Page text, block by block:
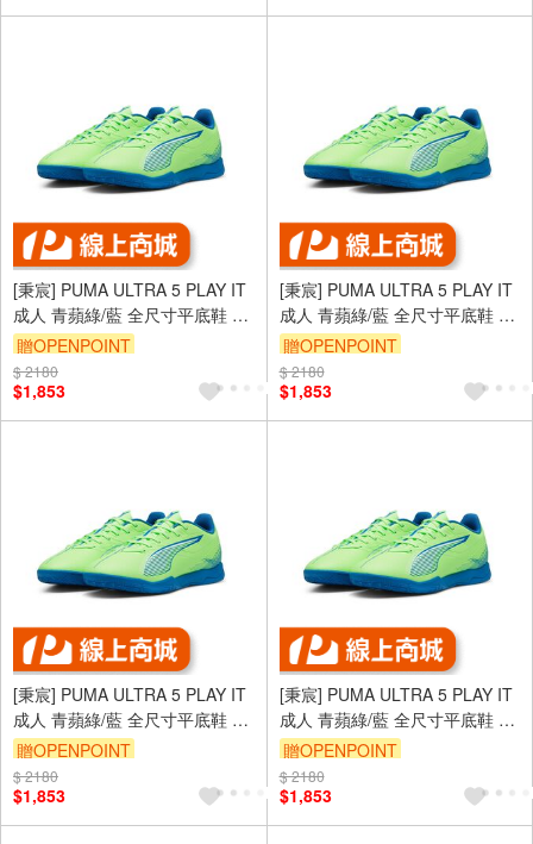
[秉宸] PUMA ULTRA 5 PLAY IT
成人 青蘋綠/藍 全尺寸平底鞋 室
內足球 10790703
贈OPENPOINT
$ 2180
$1,853
[秉宸] PUMA ULTRA 5 PLAY IT
成人 青蘋綠/藍 全尺寸平底鞋 室
內足球 10790703
贈OPENPOINT
$ 2180
$1,853
[秉宸] PUMA ULTRA 5 PLAY IT
成人 青蘋綠/藍 全尺寸平底鞋 室
內足球 10790703
贈OPENPOINT
$ 2180
$1,853
[秉宸] PUMA ULTRA 5 PLAY IT
成人 青蘋綠/藍 全尺寸平底鞋 室
內足球 10790703
贈OPENPOINT
$ 2180
$1,853